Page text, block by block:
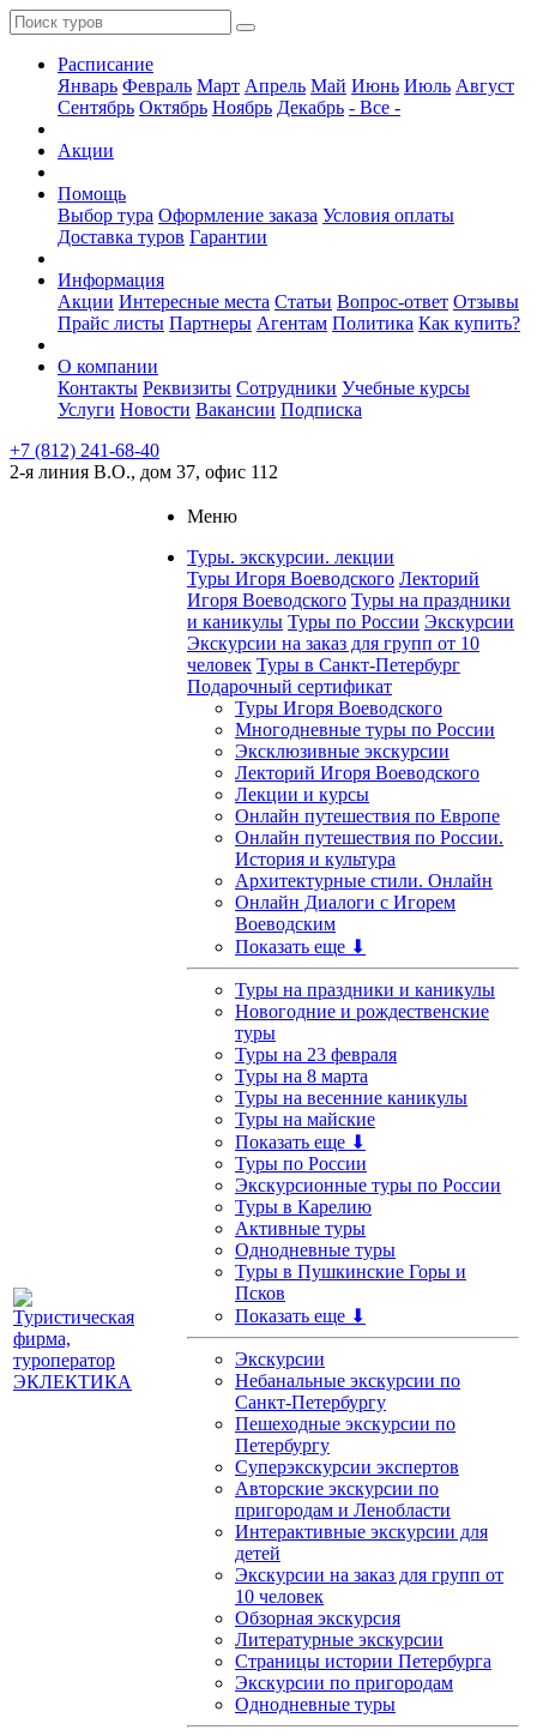
Расписание
Январь Февраль Март Апрель Май Июнь Июль Август
Сентябрь Октябрь Ноябрь Декабрь - Все -
Акции
Помощь
Выбор тура Оформление заказа Условия оплаты
Доставка туров Гарантии
Информация
Акции Интересные места Статьи Вопрос-ответ Отзывы
Прайс листы Партнеры Агентам Политика Как купить?
О компании
Контакты Реквизиты Сотрудники Учебные курсы
Услуги Новости Вакансии Подписка
+7 (812) 241-68-40
2-я линия В.О., дом 37, офис 112
Меню
Туры. экскурсии. лекции
Туры Игоря Воеводского Лекторий
Игоря Воеводского Туры на праздники
и каникулы Туры по России Экскурсии
Экскурсии на заказ для групп от 10
человек Туры в Санкт-Петербург
Подарочный сертификат
Туры Игоря Воеводского
Многодневные туры по России
Эксклюзивные экскурсии
Лекторий Игоря Воеводского
Лекции и курсы
Онлайн путешествия по Европе
Онлайн путешествия по России.
История и культура
Архитектурные стили. Онлайн
Онлайн Диалоги с Игорем
Воеводским
Показать еще ⬇
Туры на праздники и каникулы
Новогодние и рождественские
туры
Туры на 23 февраля
Туры на 8 марта
Туры на весенние каникулы
Туры на майские
Показать еще ⬇
Туры по России
Экскурсионные туры по России
Туры в Карелию
Активные туры
Однодневные туры
Туры в Пушкинские Горы и
Псков
Показать еще ⬇
Экскурсии
Небанальные экскурсии по
Санкт-Петербургу
Пешеходные экскурсии по
Петербургу
Суперэкскурсии экспертов
Авторские экскурсии по
пригородам и Ленобласти
Интерактивные экскурсии для
детей
Экскурсии на заказ для групп от
10 человек
Обзорная экскурсия
Литературные экскурсии
Страницы истории Петербурга
Экскурсии по пригородам
Однодневные туры